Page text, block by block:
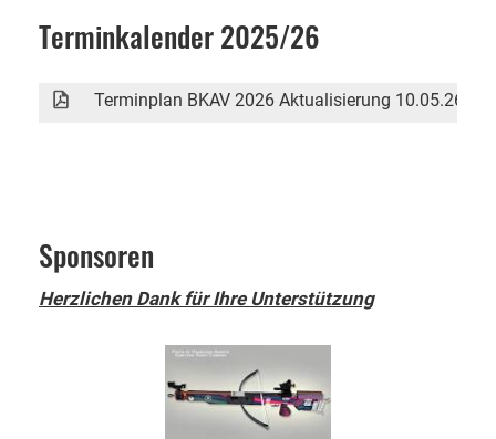
Terminkalender 2025/26
Terminplan BKAV 2026 Aktualisierung 10.05.26.pdf
Sponsoren
Herzlichen Dank für Ihre Unterstützung